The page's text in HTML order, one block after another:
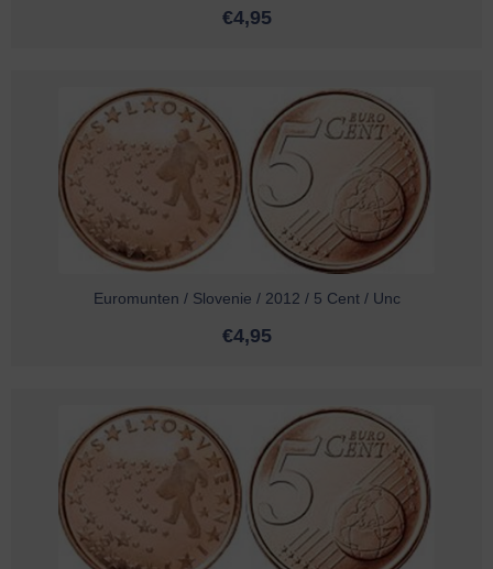
€4,95
Euromunten / Slovenie / 2012 / 5 Cent / Unc
€4,95